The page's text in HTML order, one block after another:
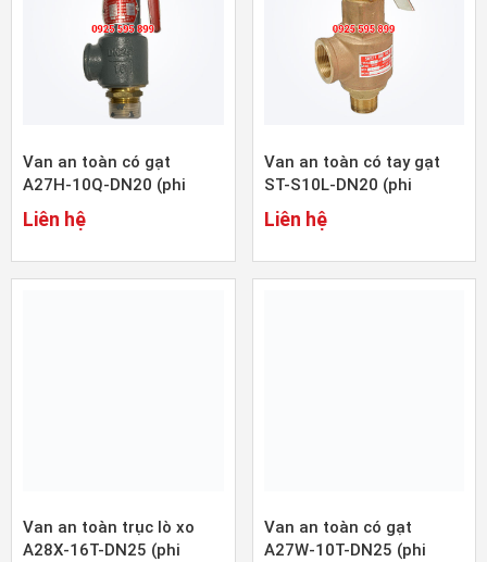
Van an toàn có gạt
A27H-10Q-DN20 (phi
27mm)
Liên hệ
Van an toàn có tay gạt
ST-S10L-DN20 (phi
27mm)
Liên hệ
Van an toàn trục lò xo
A28X-16T-DN25 (phi
Van an toàn có gạt
A27W-10T-DN25 (phi